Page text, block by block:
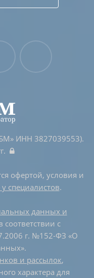
ИНН 3827039553).
офертой, условия и
специалистов.
данных и
соответствии с
г. №152-ФЗ «О
и рассылок,
характера для